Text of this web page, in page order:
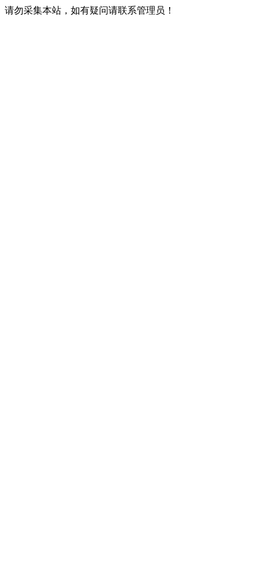
请勿采集本站，如有疑问请联系管理员！